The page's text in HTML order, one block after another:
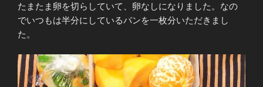
たまたま卵を切らしていて、卵なしになりました。なの
でいつもは半分にしているパンを一枚分いただきまし
た。